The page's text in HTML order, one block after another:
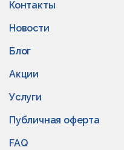
Контакты
Новости
Блог
Акции
Услуги
Публичная оферта
FAQ